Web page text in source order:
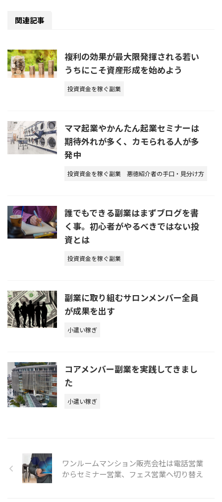
関連記事
複利の効果が最大限発揮される若い
うちにこそ資産形成を始めよう
投資資金を稼ぐ副業
ママ起業やかんたん起業セミナーは
期待外れが多く、カモられる人が多
発中
投資資金を稼ぐ副業 悪徳紹介者の手口・見分け方
誰でもできる副業はまずブログを書
く事。初心者がやるべきではない投
資とは
投資資金を稼ぐ副業
副業に取り組むサロンメンバー全員
が成果を出す
小遣い稼ぎ
コアメンバー副業を実践してきまし
た
小遣い稼ぎ
ワンルームマンション販売会社は電話営業
からセミナー営業、フェス営業へ切り替え